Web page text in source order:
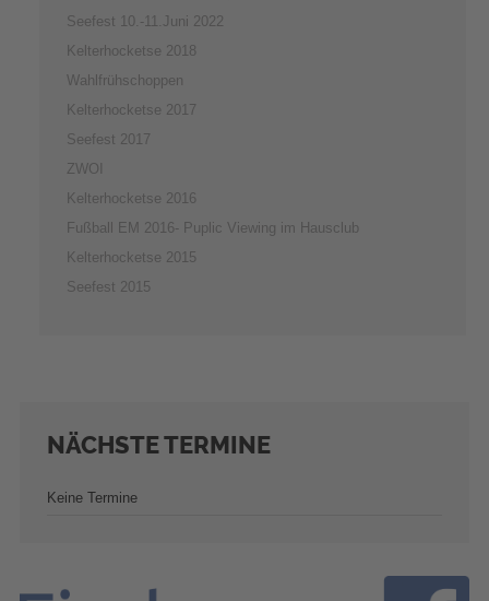
Seefest 10.-11.Juni 2022
Kelterhocketse 2018
Wahlfrühschoppen
Kelterhocketse 2017
Seefest 2017
ZWOI
Kelterhocketse 2016
Fußball EM 2016- Puplic Viewing im Hausclub
Kelterhocketse 2015
Seefest 2015
NÄCHSTETERMINE
Keine Termine